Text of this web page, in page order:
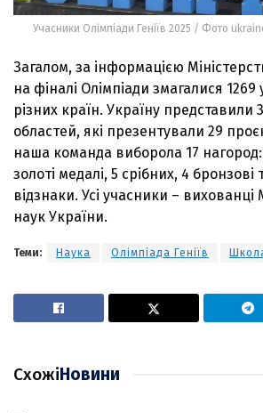
Учасники Олімпіади Геніїв 2025 / Фото
Загалом, за інформацією
на фіналі Олімпіади змагалися 1269
різних країн. Україну представили
областей, які презентували 29
наша команда виборола 17 нагород:
золоті медалі, 5 срібних, 4 бронзові
відзнаки. Усі учасники – вихованці
наук України.
Теми: Наука Олімпіада Геніїв
СхожіНовини